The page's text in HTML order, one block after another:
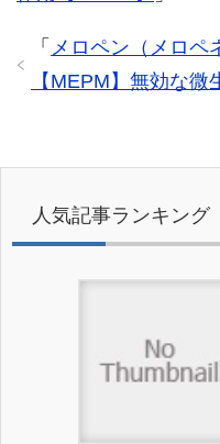
「 メロペン（メロペ
【MEPM】無効な微
人気記事ランキング